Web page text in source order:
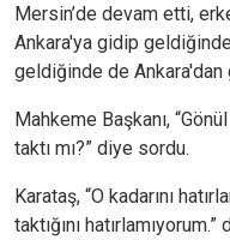
Mersin’de devam etti,
Ankara'ya gidip
geldiğinde de Ankara'dan
Mahkeme Başkanı,
taktı mı?” diye sordu.
Karataş, “O kadarını
taktığını hatırlamıyorum.”